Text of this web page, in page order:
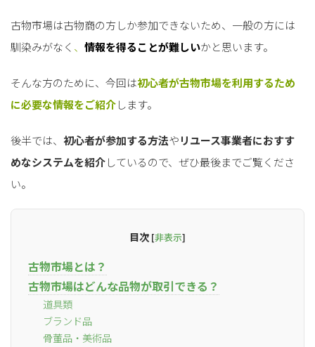
古物市場は古物商の方しか参加できないため、一般の方には
馴染みがなく 、 情報を得ることが難しいかと思います。
そんな方のために、今回は初心者が古物市場を利用するため
に必要な情報をご紹介します。
後半では、 初心者が参加する方法やリユース事業者におすす
めなシステムを紹介しているので、ぜひ最後までご覧くださ
い。
目次 [非表示]
古物市場とは？
古物市場はどんな品物が取引できる？
道具類
ブランド品
骨董品・美術品